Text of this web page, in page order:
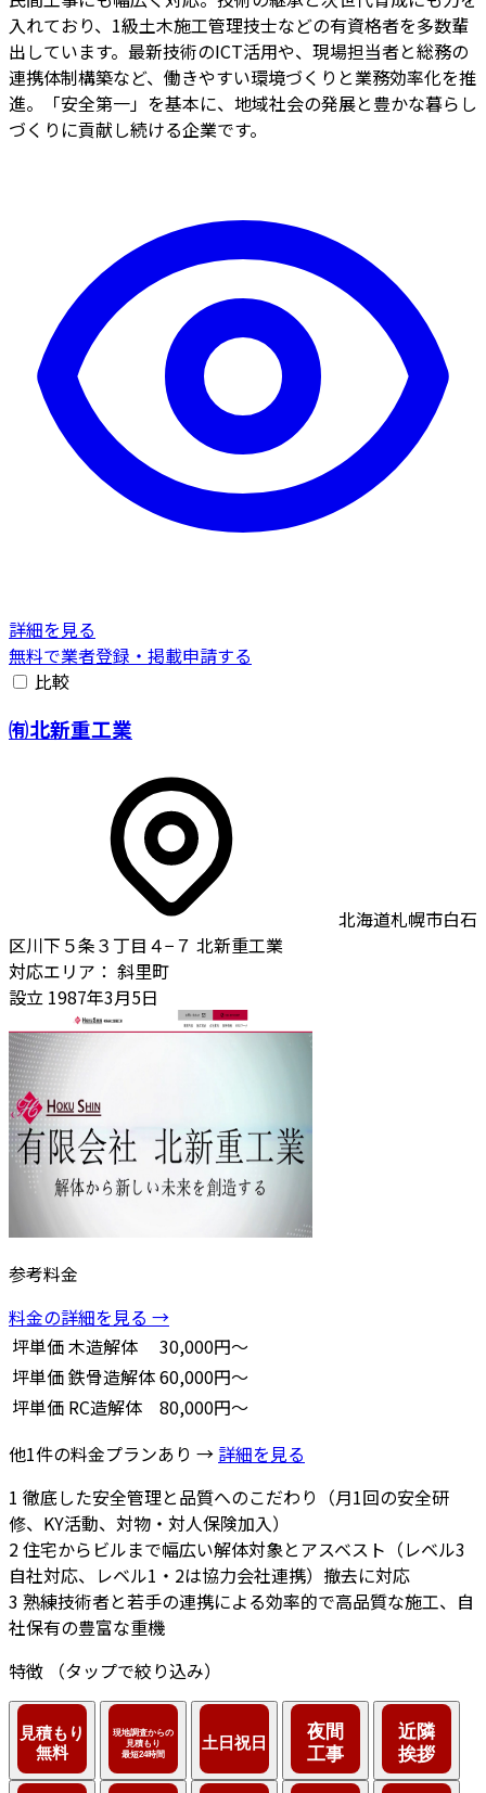
入れており、1級土木施工管理技士などの有資格者を多数輩
出しています。最新技術のICT活用や、現場担当者と総務の
連携体制構築など、働きやすい環境づくりと業務効率化を推
進。「安全第一」を基本に、地域社会の発展と豊かな暮らし
づくりに貢献し続ける企業です。
詳細を見る
無料で業者登録・掲載申請する
比較
㈲北新重工業
北海道札幌市白石
区川下５条３丁目４−７ 北新重工業
対応エリア： 斜里町
設立 1987年3月5日
参考料金
料金の詳細を見る →
坪単価木造解体
30,000円～
坪単価鉄骨造解体60,000円～
坪単価 RC造解体
80,000円～
他1件の料金プランあり → 詳細を見る
1 徹底した安全管理と品質へのこだわり（月1回の安全研
修、KY活動、対物・対人保険加入）
2住宅からビルまで幅広い解体対象とアスベスト（レベル3
自社対応、レベル1・2は協力会社連携）撤去に対応
3 熟練技術者と若手の連携による効率的で高品質な施工、自
社保有の豊富な重機
特徴
（タップで絞り込み）